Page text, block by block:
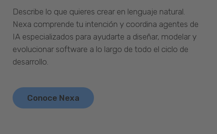
Describe lo que quieres crear en lenguaje natural.
Nexa comprende tu intención y coordina agentes de
IA especializados para ayudarte a diseñar, modelar y
evolucionar software a lo largo de todo el ciclo de
desarrollo.
Conoce Nexa